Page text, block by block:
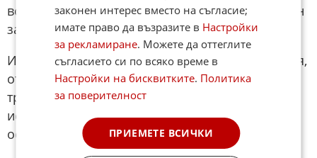
всъщност може да се окаже най-добрият начин
за справяне с тях.
И все пак, заключава Зелин, "от всички искания,
отправени от САЩ, това вероятно е най-
трудното за Сирия. Не мисля, че те наистина
искат да се откажат от чуждестранните бойци,
освен ако не правят нещо незаконно.“
законен интерес вместо на съгласие;
имате право да възразите в Настройки
за рекламиране. Можете да оттеглите
съгласието си по всяко време в
Настройки на бисквитките. Политика
за поверителност
ПРИЕМЕТЕ ВСИЧКИ